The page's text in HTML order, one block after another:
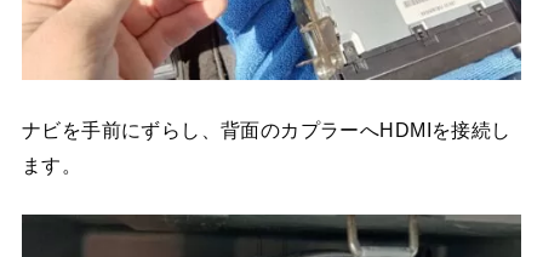
ナビを手前にずらし、背面のカプラーへHDMIを接続し
ます。